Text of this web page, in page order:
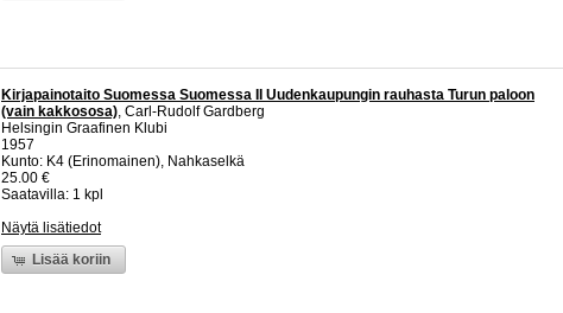
Kirjapainotaito Suomessa Suomessa II Uudenkaupungin rauhasta Turun paloon
(vain kakkososa), Carl-Rudolf Gardberg
Helsingin Graafinen Klubi
1957
Kunto: K4 (Erinomainen), Nahkaselkä
25.00 €
Saatavilla: 1 kpl
Näytä lisätiedot
Lisää koriin